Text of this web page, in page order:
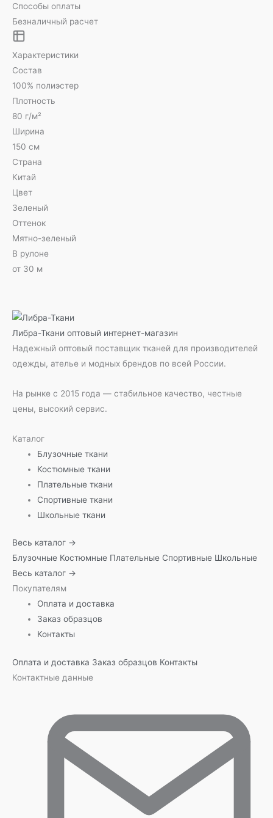
Способы оплаты
Безналичный расчет
Характеристики
Состав
100% полиэстер
Плотность
80 г/м²
Ширина
150 см
Страна
Китай
Цвет
Зеленый
Оттенок
Мятно-зеленый
В рулоне
от 30 м
Либра-Ткани оптовый интернет-магазин
Надежный оптовый поставщик тканей для производителей
одежды, ателье и модных брендов по всей России.
На рынке с 2015 года — стабильное качество, честные
цены, высокий сервис.
Каталог
Блузочные ткани
Костюмные ткани
Плательные ткани
Спортивные ткани
Школьные ткани
Весь каталог →
Блузочные Костюмные Плательные Спортивные Школьные
Весь каталог →
Покупателям
Оплата и доставка
Заказ образцов
Контакты
Оплата и доставка Заказ образцов Контакты
Контактные данные